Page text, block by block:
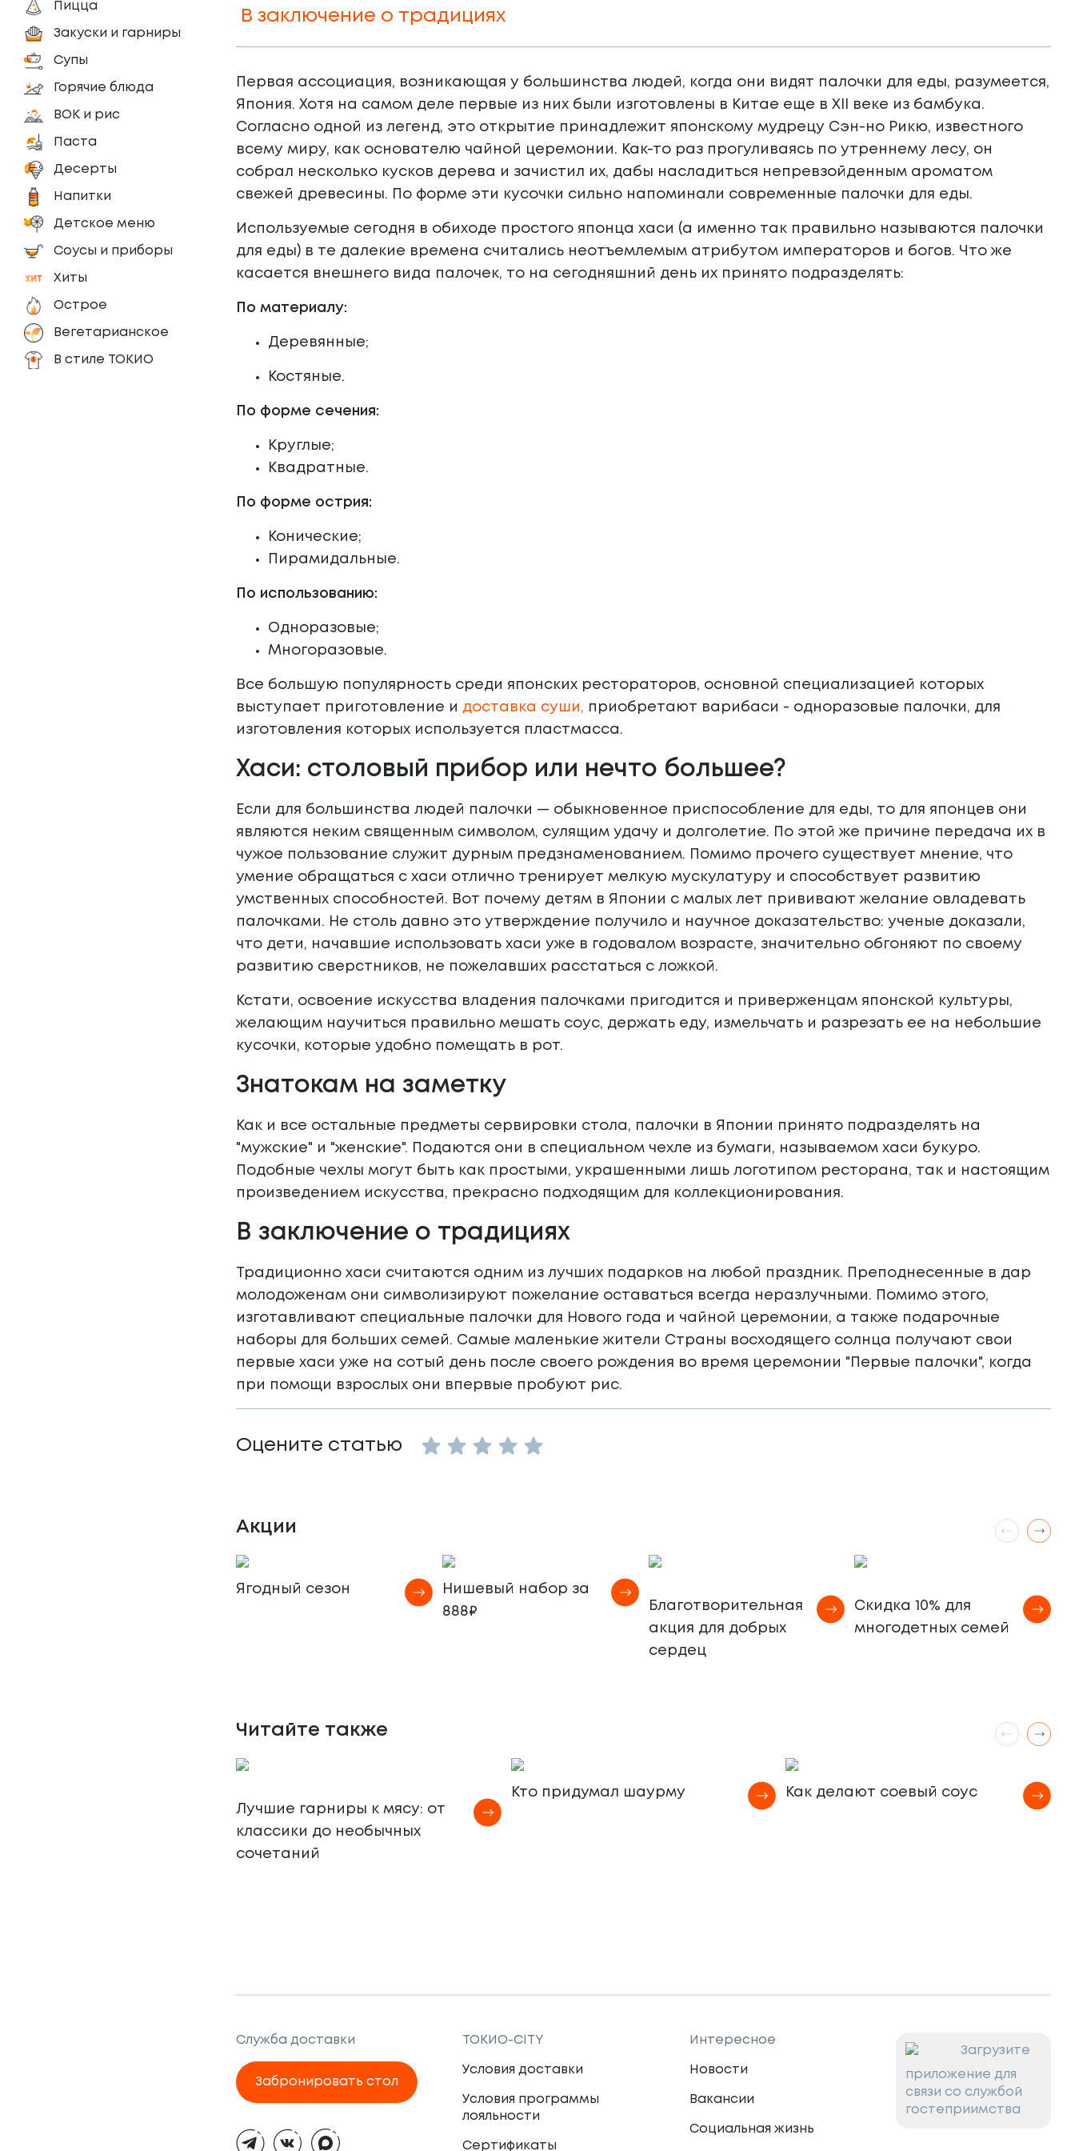
Пицца
Закуски и гарниры
Супы
Горячие блюда
ВОК и рис
Паста
Десерты
Напитки
Детское меню
Соусы и приборы
Хиты
Острое
Вегетарианское
В стиле ТОКИО
В заключение о традициях
Первая ассоциация, возникающая у большинства людей, когда они видят палочки для еды, разумеется,
Япония. Хотя на самом деле первые из них были изготовлены в Китае еще в XII веке из бамбука.
Согласно одной из легенд, это открытие принадлежит японскому мудрецу Сэн-но Рикю, известного
всему миру, как основателю чайной церемонии. Как-то раз прогуливаясь по утреннему лесу, он
собрал несколько кусков дерева и зачистил их, дабы насладиться непревзойденным ароматом
свежей древесины. По форме эти кусочки сильно напоминали современные палочки для еды.
Используемые сегодня в обиходе простого японца хаси (а именно так правильно называются палочки
для еды) в те далекие времена считались неотъемлемым атрибутом императоров и богов. Что же
касается внешнего вида палочек, то на сегодняшний день их принято подразделять:
По материалу:
Деревянные;
Костяные.
По форме сечения:
Круглые;
Квадратные.
По форме острия:
Конические;
Пирамидальные.
По использованию:
Одноразовые;
Многоразовые.
Все большую популярность среди японских рестораторов, основной специализацией которых
выступает приготовление и доставка суши, приобретают варибаси - одноразовые палочки, для
изготовления которых используется пластмасса.
Хаси: столовый прибор или нечто большее?
Если для большинства людей палочки — обыкновенное приспособление для еды, то для японцев они
являются неким священным символом, сулящим удачу и долголетие. По этой же причине передача их в
чужое пользование служит дурным предзнаменованием. Помимо прочего существует мнение, что
умение обращаться с хаси отлично тренирует мелкую мускулатуру и способствует развитию
умственных способностей. Вот почему детям в Японии с малых лет прививают желание овладевать
палочками. Не столь давно это утверждение получило и научное доказательство: ученые доказали,
что дети, начавшие использовать хаси уже в годовалом возрасте, значительно обгоняют по своему
развитию сверстников, не пожелавших расстаться с ложкой.
Кстати, освоение искусства владения палочками пригодится и приверженцам японской культуры,
желающим научиться правильно мешать соус, держать еду, измельчать и разрезать ее на небольшие
кусочки, которые удобно помещать в рот.
Знатокам на заметку
Как и все остальные предметы сервировки стола, палочки в Японии принято подразделять на
"мужские" и "женские". Подаются они в специальном чехле из бумаги, называемом хаси букуро.
Подобные чехлы могут быть как простыми, украшенными лишь логотипом ресторана, так и настоящим
произведением искусства, прекрасно подходящим для коллекционирования.
В заключение о традициях
Традиционно хаси считаются одним из лучших подарков на любой праздник. Преподнесенные в дар
молодоженам они символизируют пожелание оставаться всегда неразлучными. Помимо этого,
изготавливают специальные палочки для Нового года и чайной церемонии, а также подарочные
наборы для больших семей. Самые маленькие жители Страны восходящего солнца получают свои
первые хаси уже на сотый день после своего рождения во время церемонии "Первые палочки", когда
при помощи взрослых они впервые пробуют рис.
Оцените статью
Акции
Ягодный сезон
Нишевый набор за
888₽
Благотворительная
акция для добрых
сердец
Скидка 10% для
многодетных семей
Читайте также
Лучшие гарниры к мясу: от
классики до необычных
сочетаний
Кто придумал шаурму Как делают соевый соус
Служба доставки
Забронировать стол
ТОКИО-CITY
Условия доставки
Условия программы
лояльности
Сертификаты
Интересное
Новости
Вакансии
Социальная жизнь
Загрузите
приложение для
связи со службой
гостеприимства